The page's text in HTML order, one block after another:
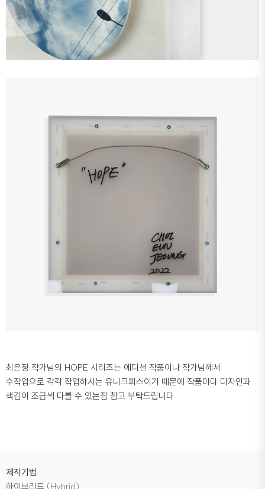
최은정 작가님의 HOPE 시리즈는 에디션 작품이나 작가님께서
수작업으로 각각 작업하시는 유니크피스이기 때문에 작품마다 디자인과
색감이 조금씩 다를 수 있는점 참고 부탁드립니다
제작기법
하이브리드 (Hybrid)